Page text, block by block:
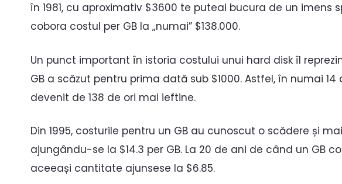
în 1981, cu aproximativ $3600 te puteai bucura de un imens
cobora costul per GB la „numai” $138.000.
Un punct important în istoria costului unui hard disk îl
GB a scăzut pentru prima dată sub $1000. Astfel, în numai
devenit de 138 de ori mai ieftine.
Din 1995, costurile pentru un GB au cunoscut o scădere și
ajungându-se la $14.3 per GB. La 20 de ani de când un GB
aceeași cantitate ajunsese la $6.85.